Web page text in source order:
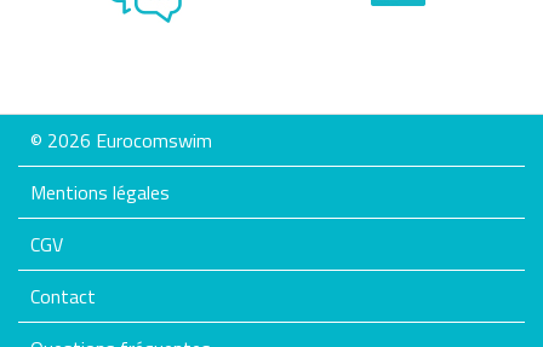
© 2026 Eurocomswim
Mentions légales
CGV
Contact